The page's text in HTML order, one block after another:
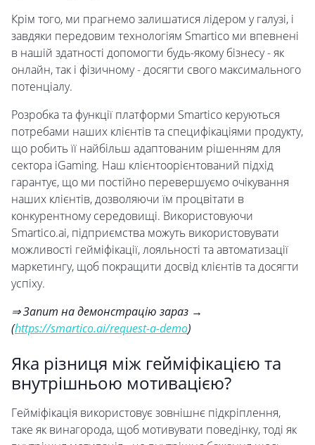
Крім того, ми прагнемо залишатися лідером у галузі, і
завдяки передовим технологіям Smartico ми впевнені
в нашій здатності допомогти будь-якому бізнесу - як
онлайн, так і фізичному - досягти свого максимального
потенціалу.
Розробка та функції платформи Smartico керуються
потребами наших клієнтів та специфікаціями продукту,
що робить її найбільш адаптованим рішенням для
сектора iGaming. Наш клієнтоорієнтований підхід
гарантує, що ми постійно перевершуємо очікування
наших клієнтів, дозволяючи їм процвітати в
конкурентному середовищі. Використовуючи
Smartico.ai, підприємства можуть використовувати
можливості гейміфікації, лояльності та автоматизації
маркетингу, щоб покращити досвід клієнтів та досягти
успіху.
⇒ Запит на демонстрацію зараз →
(https://smartico.ai/request-a-demo)
Яка різниця між гейміфікацією та
внутрішньою мотивацією?
Гейміфікація використовує зовнішнє підкріплення,
таке як винагорода, щоб мотивувати поведінку, тоді як